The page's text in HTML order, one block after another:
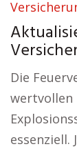
Die
wertvollen
essenziell.